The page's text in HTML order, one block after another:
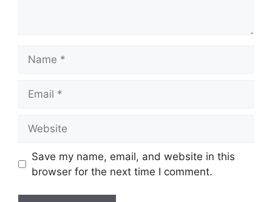
Save my name, email, and website in this
browser for the next time I comment.